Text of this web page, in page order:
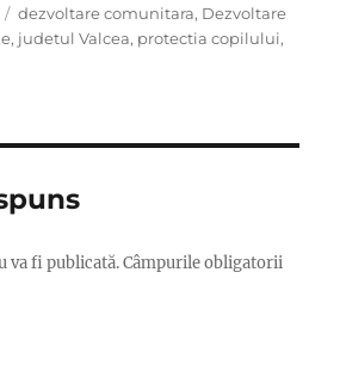
pe
Etichete
dezvoltare comunitara, Dezvoltare
, judetul Valcea, protectia copilului,
va fi publicată. Câmpurile obligatorii